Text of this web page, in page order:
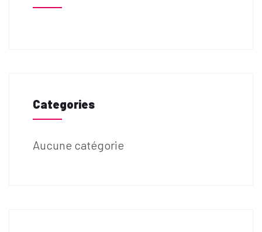
Categories
Aucune catégorie